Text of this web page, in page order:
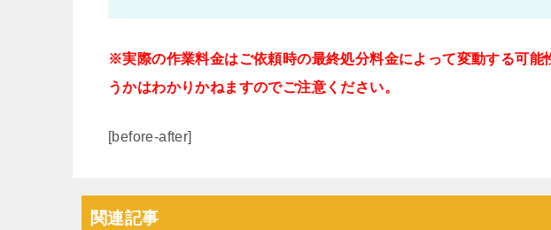
※実際の作業料金はご依頼時の最終処分料金によって変動する可能
うかはわかりかねますのでご注意ください。
[before-after]
関連記事